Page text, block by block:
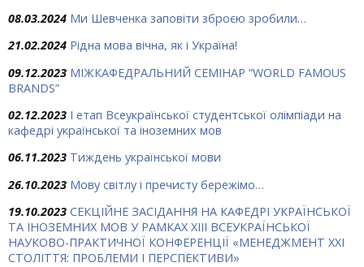
08.03.2024 Ми Шевченка заповіти зброєю зробили…
21.02.2024 Рідна мова вічна, як і Україна!
09.12.2023 МІЖКАФЕДРАЛЬНИЙ СЕМІНАР “WORLD FAMOUS
BRANDS”
02.12.2023 І етап Всеукраїнської студентської олімпіади на
кафедрі української та іноземних мов
06.11.2023 Тиждень української мови
26.10.2023 Мову світлу і пречисту бережімо…
19.10.2023 СЕКЦІЙНЕ ЗАСІДАННЯ НА КАФЕДРІ УКРАЇНСЬКОЇ
ТА ІНОЗЕМНИХ МОВ У РАМКАХ ХIII ВСЕУКРАЇНСЬКОЇ
НАУКОВО-ПРАКТИЧНОЇ КОНФЕРЕНЦІЇ «МЕНЕДЖМЕНТ ХХІ
СТОЛІТТЯ: ПРОБЛЕМИ І ПЕРСПЕКТИВИ»